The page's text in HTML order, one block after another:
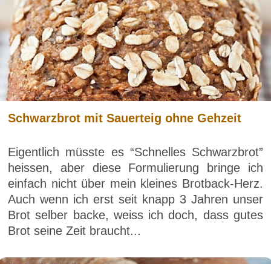
Schwarzbrot mit Sauerteig ohne Gehzeit
Eigentlich müsste es “Schnelles Schwarzbrot”
heissen, aber diese Formulierung bringe ich
einfach nicht über mein kleines Brotback-Herz.
Auch wenn ich erst seit knapp 3 Jahren unser
Brot selber backe, weiss ich doch, dass gutes
Brot seine Zeit braucht...